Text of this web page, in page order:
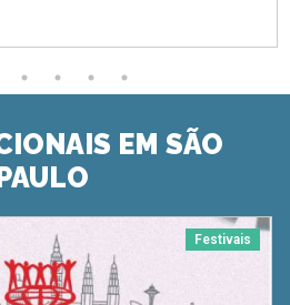
EM SÃO
Festivais